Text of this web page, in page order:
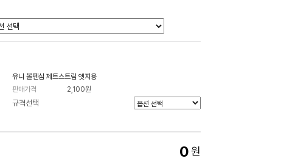
유니 볼펜심 제트스트림 엣지용
판매가격
2,100원
규격선택
0원